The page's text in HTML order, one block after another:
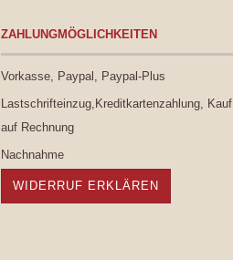
ZAHLUNGMÖGLICHKEITEN
Vorkasse, Paypal, Paypal-Plus
Lastschrifteinzug,Kreditkartenzahlung, Kauf
auf Rechnung
Nachnahme
WIDERRUF ERKLÄREN